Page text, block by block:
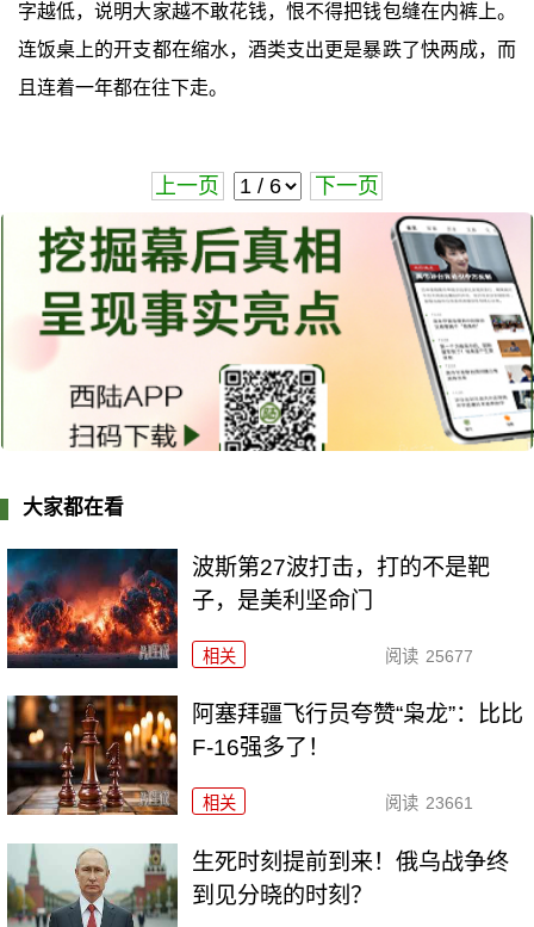
字越低，说明大家越不敢花钱，恨不得把钱包缝在内裤上。
连饭桌上的开支都在缩水，酒类支出更是暴跌了快两成，而
且连着一年都在往下走。
上一页 下一页
大家都在看
波斯第27波打击，打的不是靶
子，是美利坚命门
相关 阅读 25677
阿塞拜疆飞行员夸赞“枭龙”：比比
F-16强多了！
相关 阅读 23661
生死时刻提前到来！俄乌战争终
到见分晓的时刻？